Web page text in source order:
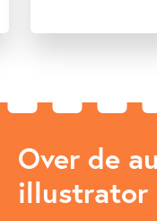
Over de
illustrator